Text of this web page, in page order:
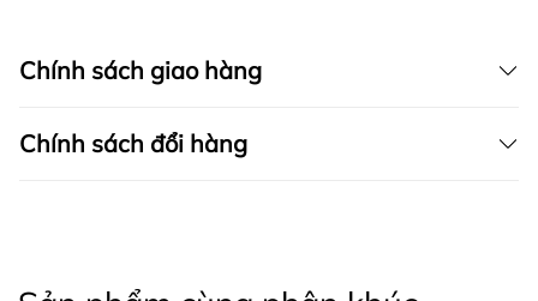
- Nên phân loại quần áo cùng màu, cùng chất liệu
🍒 CHÍNH SÁCH CỦA SHOP
Chính sách giao hàng
Chính sách đổi hàng